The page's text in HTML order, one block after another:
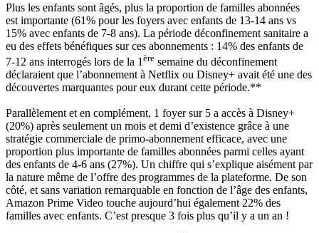
Plus les enfants sont âgés, plus la proportion de familles abonnées
est importante (61% pour les foyers avec enfants de 13-14 ans vs
15% avec enfants de 7-8 ans). La période déconfinement sanitaire a
eu des effets bénéfiques sur ces abonnements : 14% des enfants de
7-12 ans interrogés lors de la 1 ère semaine du déconfinement
déclaraient que l’abonnement à Netflix ou Disney+ avait été une des
découvertes marquantes pour eux durant cette période.**
Parallèlement et en complément, 1 foyer sur 5 a accès à Disney+
(20%) après seulement un mois et demi d’existence grâce à une
stratégie commerciale de primo-abonnement efficace, avec une
proportion plus importante de familles abonnées parmi celles ayant
des enfants de 4-6 ans (27%). Un chiffre qui s’explique aisément par
la nature même de l’offre des programmes de la plateforme. De son
côté, et sans variation remarquable en fonction de l’âge des enfants,
Amazon Prime Video touche aujourd’hui également 22% des
familles avec enfants. C’est presque 3 fois plus qu’il y a un an !